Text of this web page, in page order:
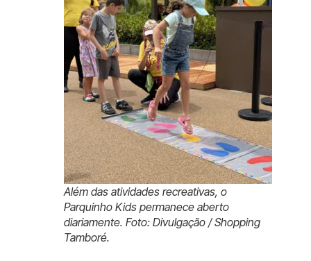
Além das atividades recreativas, o
Parquinho Kids permanece aberto
diariamente. Foto: Divulgação / Shopping
Tamboré.